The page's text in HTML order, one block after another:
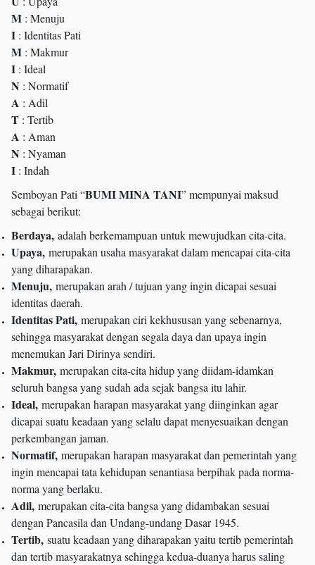
M : Menuju
I : Identitas Pati
M : Makmur
I : Ideal
N : Normatif
A : Adil
T : Tertib
A : Aman
N : Nyaman
I : Indah
Semboyan Pati “BUMI MINA TANI” mempunyai maksud
sebagai berikut:
Berdaya, adalah berkemampuan untuk mewujudkan cita-cita.
Upaya, merupakan usaha masyarakat dalam mencapai cita-cita
yang diharapakan.
Menuju, merupakan arah / tujuan yang ingin dicapai sesuai
identitas daerah.
Identitas Pati, merupakan ciri kekhususan yang sebenarnya,
sehingga masyarakat dengan segala daya dan upaya ingin
menemukan Jari Dirinya sendiri.
Makmur, merupakan cita-cita hidup yang diidam-idamkan
seluruh bangsa yang sudah ada sejak bangsa itu lahir.
Ideal, merupakan harapan masyarakat yang diinginkan agar
dicapai suatu keadaan yang selalu dapat menyesuaikan dengan
perkembangan jaman.
Normatif, merupakan harapan masyarakat dan pemerintah yang
ingin mencapai tata kehidupan senantiasa berpihak pada norma-
norma yang berlaku.
Adil, merupakan cita-cita bangsa yang didambakan sesuai
dengan Pancasila dan Undang-undang Dasar 1945.
Tertib, suatu keadaan yang diharapakan yaitu tertib pemerintah
dan tertib masyarakatnya sehingga kedua-duanya harus saling